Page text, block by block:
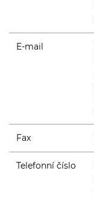
E-mail
Fax
Telefonní číslo